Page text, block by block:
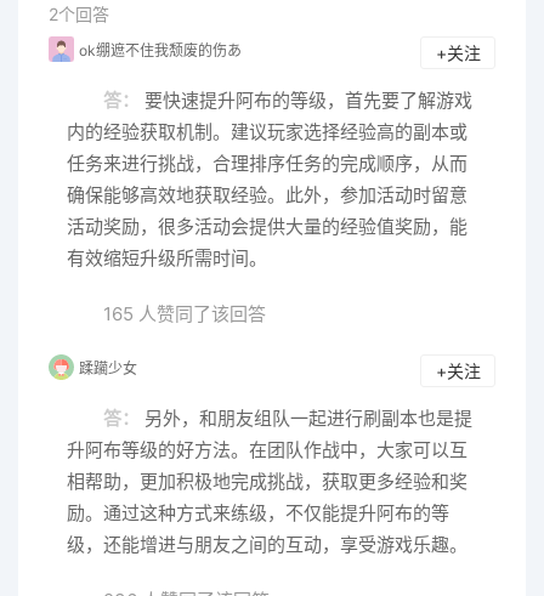
2个回答
ok绷遮不住我颓废的伤あ +关注
答：
要快速提升阿布的等级，首先要了解游戏
内的经验获取机制。建议玩家选择经验高的副本或
任务来进行挑战，合理排序任务的完成顺序，从而
确保能够高效地获取经验。此外，参加活动时留意
活动奖励，很多活动会提供大量的经验值奖励，能
有效缩短升级所需时间。
165 人赞同了该回答
蹂躏少女 +关注
答：
另外，和朋友组队一起进行刷副本也是提
升阿布等级的好方法。在团队作战中，大家可以互
相帮助，更加积极地完成挑战，获取更多经验和奖
励。通过这种方式来练级，不仅能提升阿布的等
级，还能增进与朋友之间的互动，享受游戏乐趣。